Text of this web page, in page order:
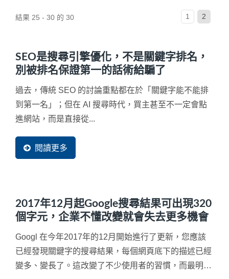
結果 25 - 30 的 30 1 2
SEO是搜尋引擎優化，不是關鍵字排名，
別被排名保證第一的話術給騙了
過去，傳統 SEO 的討論重點都在於「關鍵字能不能排
到第一名」；但在 AI 搜尋時代，買主甚至不一定會點
進網站，而是直接從...
閱讀更多
2017年12月起Google搜尋結果可出現320
個字元，企業不懂改變就會失去更多機會
Googl 在今年2017年的12月開始進行了更新，您應該
已經發現關鍵字的搜尋結果，每個網頁底下的描述已經
變多、變長了。這改變了不少使用者的習慣，而最明顯